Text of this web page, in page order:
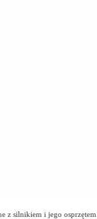
z silnikiem i jego